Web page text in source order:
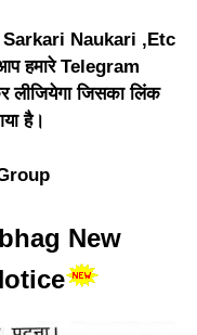
Sarkari Naukari ,Etc
हमारे Telegram
जिसका लिंक
है।
New